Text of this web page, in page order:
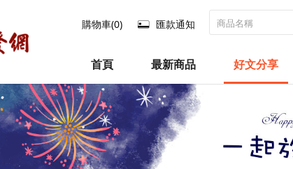
購物車(0) 匯款通知
首頁 最新商品 好文分享